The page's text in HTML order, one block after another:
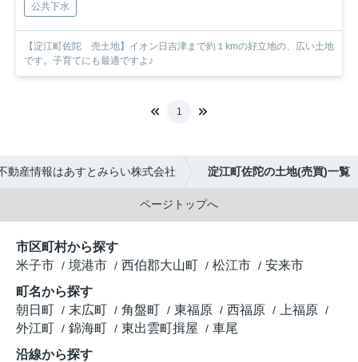
公共下水
【淀江町佐陀 売土地】イオン日吉津まで約１kmの好立地の、広い土地
です。子育てにも最適ですよ♪
1
動産情報はあすとみらい株式会社 淀江町佐陀の土地(売買)一覧
ページトップへ
市区町村から探す
米子市
境港市 西伯郡大山町 松江市
安来市
町名から探す
朝日町
末広町 角盤町 東福原 西福原
上福原
外江町
錦海町 東出雲町揖屋
車尾
沿線から探す